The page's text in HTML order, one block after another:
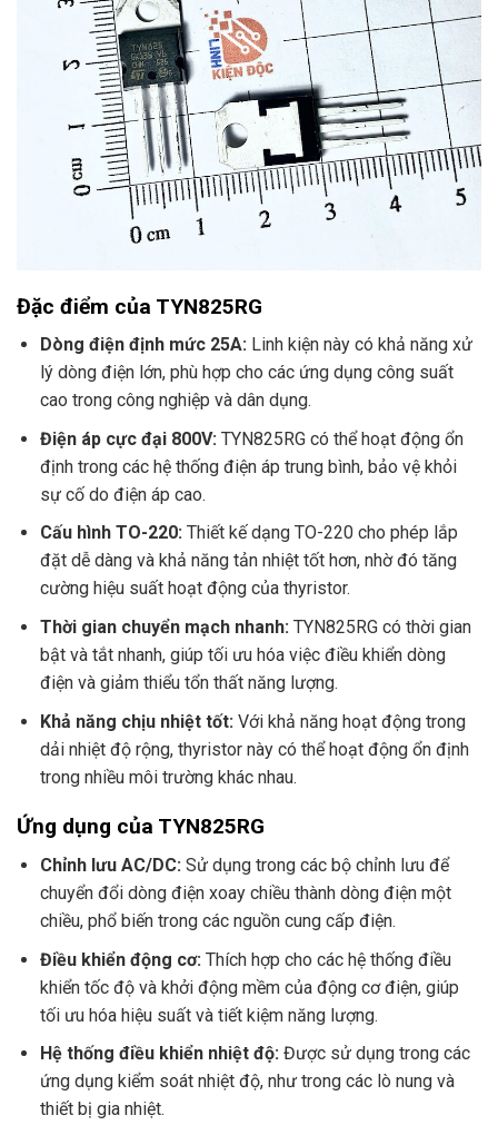
Đặc điểm của TYN825RG
Dòng điện định mức 25A:Linh kiện này có khả năng xử
lý dòng điện lớn, phù hợp cho các ứng dụng công suất
cao trong công nghiệp và dân dụng.
Điện áp cực đại 800V:TYN825RG có thể hoạt động ổn
định trong các hệ thống điện áp trung bình, bảo vệ khỏi
sự cố do điện áp cao.
Cấu hình TO-220:Thiết kế dạng TO-220 cho phép lắp
đặt dễ dàng và khả năng tản nhiệt tốt hơn, nhờ đó tăng
cường hiệu suất hoạt động của thyristor.
Thời gian chuyển mạch nhanh:TYN825RG có thời gian
bật và tắt nhanh, giúp tối ưu hóa việc điều khiển dòng
điện và giảm thiểu tổn thất năng lượng.
Khả năng chịu nhiệt tốt: Với khả năng hoạt động trong
dải nhiệt độ rộng, thyristor này có thể hoạt động ổn định
trong nhiều môi trường khác nhau.
Ứng dụng của TYN825RG
Chỉnh lưu AC/DC:Sử dụng trong các bộ chỉnh lưu để
chuyển đổi dòng điện xoay chiều thành dòng điện một
chiều, phổ biến trong các nguồn cung cấp điện.
Điều khiển động cơ: Thích hợp cho các hệ thống điều
khiển tốc độ và khởi động mềm của động cơ điện, giúp
tối ưu hóa hiệu suất và tiết kiệm năng lượng.
Hệ thống điều khiển nhiệt độ:Được sử dụng trong các
ứng dụng kiểm soát nhiệt độ, như trong các lò nung và
thiết bị gia nhiệt.